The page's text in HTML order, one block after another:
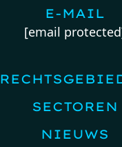
E-MAIL
[email
SECTOREN
NIEUWS